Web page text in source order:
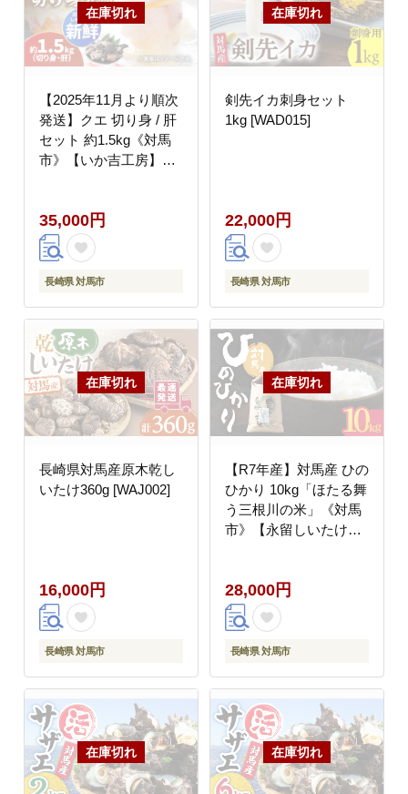
【2025年11月より順次
発送】クエ 切り身 / 肝
セット 約1.5kg《対馬
市》【いか吉工房】
高級魚 魚 希少 冷凍 長
崎 九州 つしま 対馬市
海鮮 魚介 ちり鍋 新鮮
海の幸 下処理 小分け
35,000円
長崎県 対馬市
剣先イカ刺身セット
1kg [WAD015]
22,000円
長崎県 対馬市
長崎県対馬産原木乾し
いたけ360g [WAJ002]
16,000円
長崎県 対馬市
【R7年産】対馬産 ひの
ひかり 10kg「ほたる舞
う三根川の米」《対馬
市》【永留しいたけ農
地直送 ランキング 送料
無料 贈答用 [WAJ003]
28,000円
長崎県 対馬市